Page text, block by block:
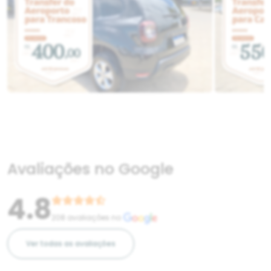
Avaliações no Google
4.8 208 avaliações no
Ver todas as avaliações